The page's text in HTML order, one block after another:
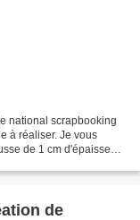
national scrapbooking
à réaliser. Je vous
de 1 cm d'épaisseur.
de